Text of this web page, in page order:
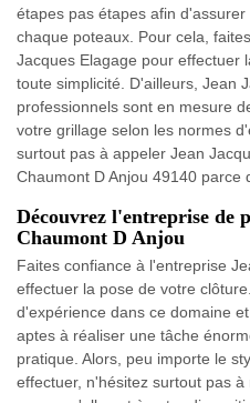
étapes pas étapes afin
chaque poteaux. Pour cela,
Jacques Elagage pour effectuer
toute simplicité. D'ailleurs, Jean
professionnels sont en mesure
votre grillage selon les normes
surtout pas à appeler Jean
Chaumont D Anjou 49140 parce
Découvrez l'entreprise de
Chaumont D Anjou
Faites confiance à l'entreprise
effectuer la pose de votre
d'expérience dans ce domaine
aptes à réaliser une tâche
pratique. Alors, peu importe le
effectuer, n'hésitez surtout pas